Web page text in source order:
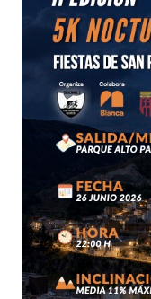
ubicación)
¡No te pierdas
nocturna en el